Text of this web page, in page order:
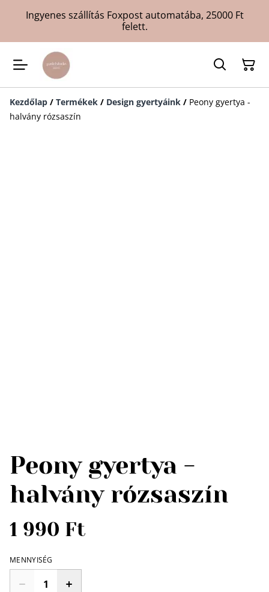
Ingyenes szállítás Foxpost automatába, 25000 Ft
felett.
Kezdőlap / Termékek / Design gyertyáink / Peony gyertya -
halvány rózsaszín
Peony gyertya -
halvány rózsaszín
1 990 Ft
MENNYISÉG